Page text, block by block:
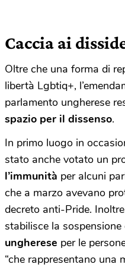
Caccia ai
Oltre che una forma di
libertà Lgbtiq+,
parlamento ungherese
spazio per il dissenso.
In primo luogo in
stato anche votato un
l’immunità per alcuni
che a marzo avevano
decreto anti-Pride.
stabilisce la sospensione
ungherese per le
“che rappresentano una